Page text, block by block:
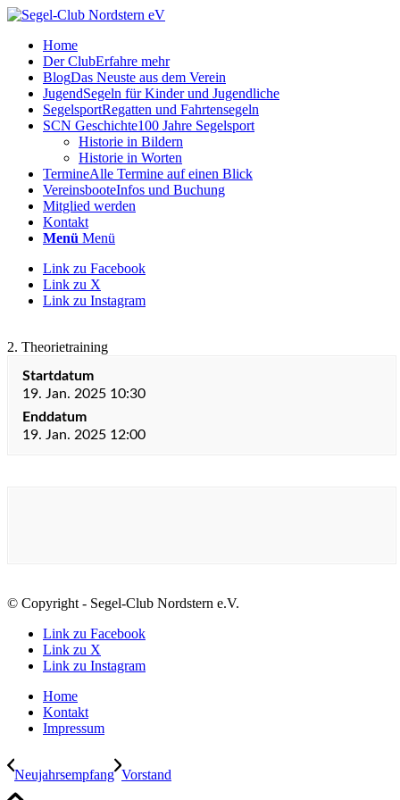
Home
Der ClubErfahre mehr
BlogDas Neuste aus dem Verein
JugendSegeln für Kinder und Jugendliche
SegelsportRegatten und Fahrtensegeln
SCN Geschichte100 Jahre Segelsport
Historie in Bildern
Historie in Worten
TermineAlle Termine auf einen Blick
VereinsbooteInfos und Buchung
Mitglied werden
Kontakt
Menü Menü
Link zu Facebook
Link zu X
Link zu Instagram
2. Theorietraining
Startdatum
19. Jan. 2025 10:30
Enddatum
19. Jan. 2025 12:00
© Copyright - Segel-Club Nordstern e.V.
Link zu Facebook
Link zu X
Link zu Instagram
Home
Kontakt
Impressum
Neujahrsempfang Vorstand